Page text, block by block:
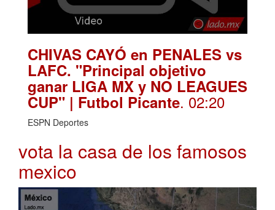
CHIVAS CAYÓ en PENALES vs
LAFC. "Principal objetivo
ganar LIGA MX y NO LEAGUES
CUP" | Futbol Picante. 02:20
ESPN Deportes
vota la casa de los famosos
mexico